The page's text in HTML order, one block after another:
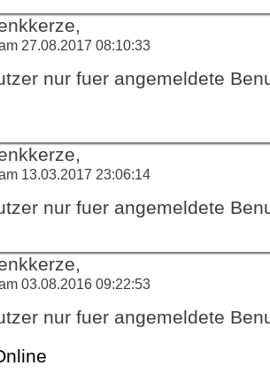
27.08.2017 08:10:33
nur fuer angemeldete
13.03.2017 23:06:14
nur fuer angemeldete
03.08.2016 09:22:53
nur fuer angemeldete